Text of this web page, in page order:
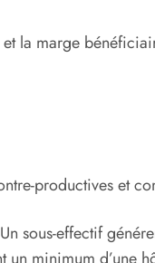
la marge
productives et
sous-effectif